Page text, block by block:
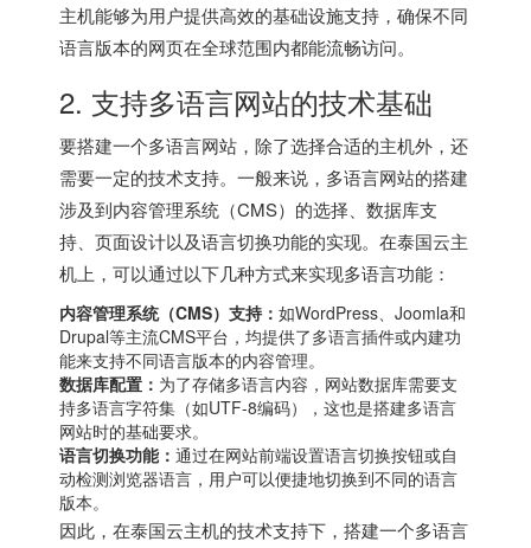
主机能够为用户提供高效的基础设施支持，确保不同
语言版本的网页在全球范围内都能流畅访问。
2. 支持多语言网站的技术基础
要搭建一个多语言网站，除了选择合适的主机外，还
需要一定的技术支持。一般来说，多语言网站的搭建
涉及到内容管理系统（CMS）的选择、数据库支
持、页面设计以及语言切换功能的实现。在泰国云主
机上，可以通过以下几种方式来实现多语言功能：
内容管理系统（CMS）支持： 如WordPress、Joomla和
Drupal等主流CMS平台，均提供了多语言插件或内建功
能来支持不同语言版本的内容管理。
数据库配置： 为了存储多语言内容，网站数据库需要支
持多语言字符集（如UTF-8编码），这也是搭建多语言
网站时的基础要求。
语言切换功能： 通过在网站前端设置语言切换按钮或自
动检测浏览器语言，用户可以便捷地切换到不同的语言
版本。
因此，在泰国云主机的技术支持下，搭建一个多语言